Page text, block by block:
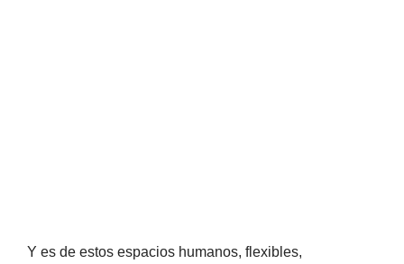
Y es de estos espacios humanos, flexibles,